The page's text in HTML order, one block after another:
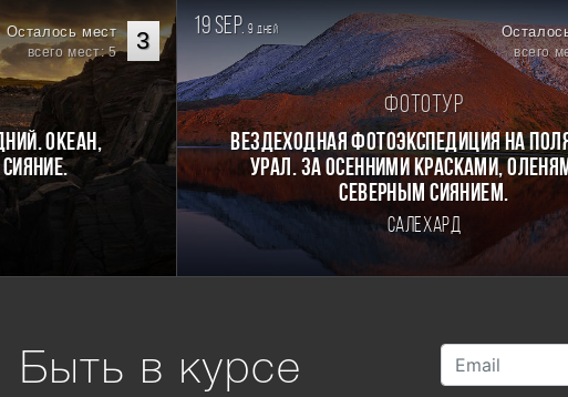
3
Осталось мест
всего мест: 5
Океан,
19 sep. 9дней
всего
Фототур
Вездеходная фотоэкспедиция на
Урал. За осенними красками,
северным сиянием.
Салехард
Быть в курсе